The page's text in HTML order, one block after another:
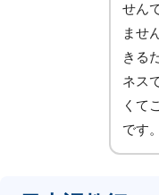
せん
ませ
きる
ネス
くて
です。